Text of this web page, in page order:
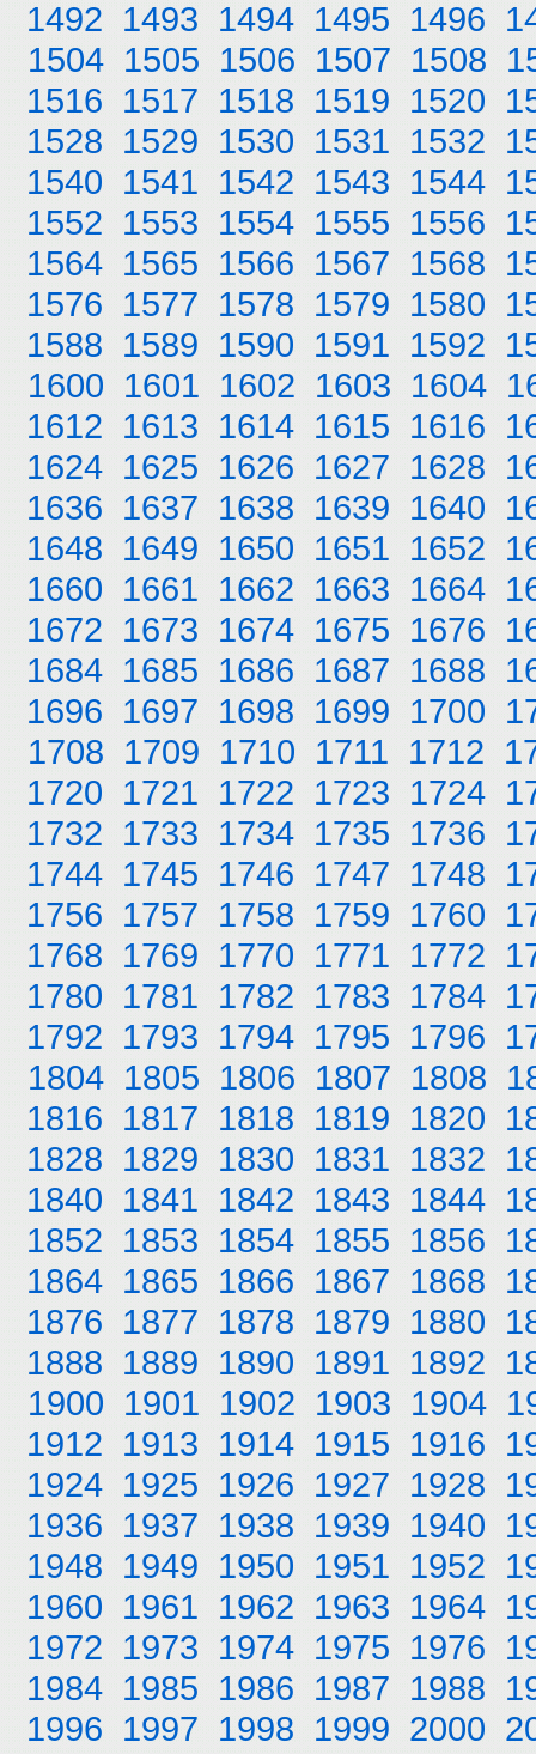
1492 1493 1494 1495 1496
1504 1505 1506 1507 1508
1516 1517 1518 1519 1520
1528 1529 1530 1531 1532
1540 1541 1542 1543 1544
1552 1553 1554 1555 1556
1564 1565 1566 1567 1568
1576 1577 1578 1579 1580
1588 1589 1590 1591 1592
1600 1601 1602 1603 1604
1612 1613 1614 1615 1616
1624 1625 1626 1627 1628
1636 1637 1638 1639 1640
1648 1649 1650 1651 1652
1660 1661 1662 1663 1664
1672 1673 1674 1675 1676
1684 1685 1686 1687 1688
1696 1697 1698 1699 1700
1708 1709 1710 1711 1712
1720 1721 1722 1723 1724
1732 1733 1734 1735 1736
1744 1745 1746 1747 1748
1756 1757 1758 1759 1760
1768 1769 1770 1771 1772
1780 1781 1782 1783 1784
1792 1793 1794 1795 1796
1804 1805 1806 1807 1808
1816 1817 1818 1819 1820
1828 1829 1830 1831 1832
1840 1841 1842 1843 1844
1852 1853 1854 1855 1856
1864 1865 1866 1867 1868
1876 1877 1878 1879 1880
1888 1889 1890 1891 1892
1900 1901 1902 1903 1904
1912 1913 1914 1915 1916
1924 1925 1926 1927 1928
1936 1937 1938 1939 1940
1948 1949 1950 1951 1952
1960 1961 1962 1963 1964
1972 1973 1974 1975 1976
1984 1985 1986 1987 1988
1996 1997 1998 1999 2000